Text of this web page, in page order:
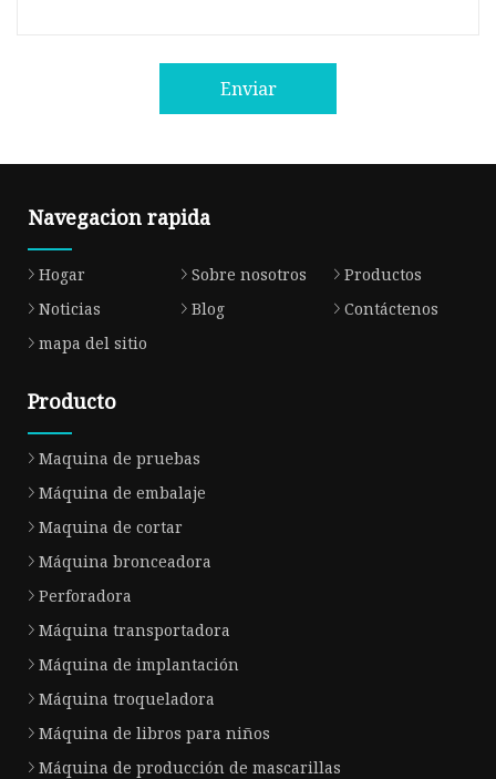
Enviar
Navegacion rapida
Hogar Sobre nosotros
Productos
Noticias
Blog
Contáctenos
mapa del sitio
Producto
Maquina de pruebas
Máquina de embalaje
Maquina de cortar
Máquina bronceadora
Perforadora
Máquina transportadora
Máquina de implantación
Máquina troqueladora
Máquina de libros para niños
Máquina de producción de mascarillas